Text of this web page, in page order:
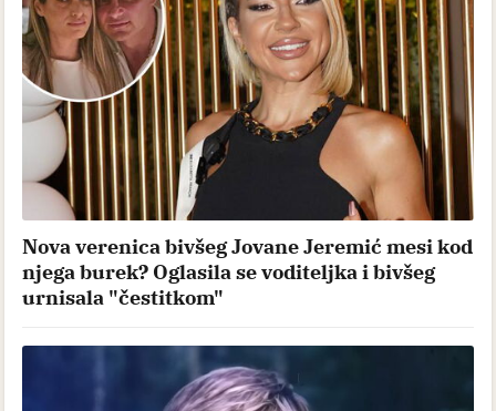
Nova verenica bivšeg Jovane Jeremić mesi kod
njega burek? Oglasila se voditeljka i bivšeg
urnisala "čestitkom"